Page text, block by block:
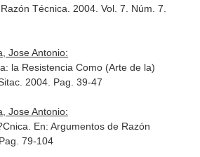
Técnica . 2004. Vol. 7. Núm. 7.
Jose Antonio:
la Resistencia Como (Arte de la)
. 2004. Pag. 39-47
Jose Antonio:
En: Argumentos de Razón
79-104